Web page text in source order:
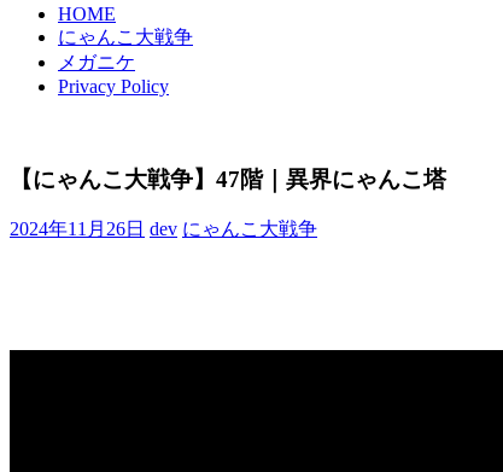
HOME
にゃんこ大戦争
メガニケ
Privacy Policy
【にゃんこ大戦争】47階｜異界にゃんこ塔
2024年11月26日 dev にゃんこ大戦争